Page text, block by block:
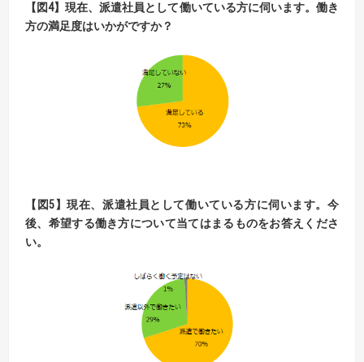
【図4】現在、派遣社員として働いている方に伺います。働き
方の満足度はいかがですか？
【図5】現在、派遣社員として働いている方に伺います。今
後、希望する働き方について当てはまるものをお答えくださ
い。